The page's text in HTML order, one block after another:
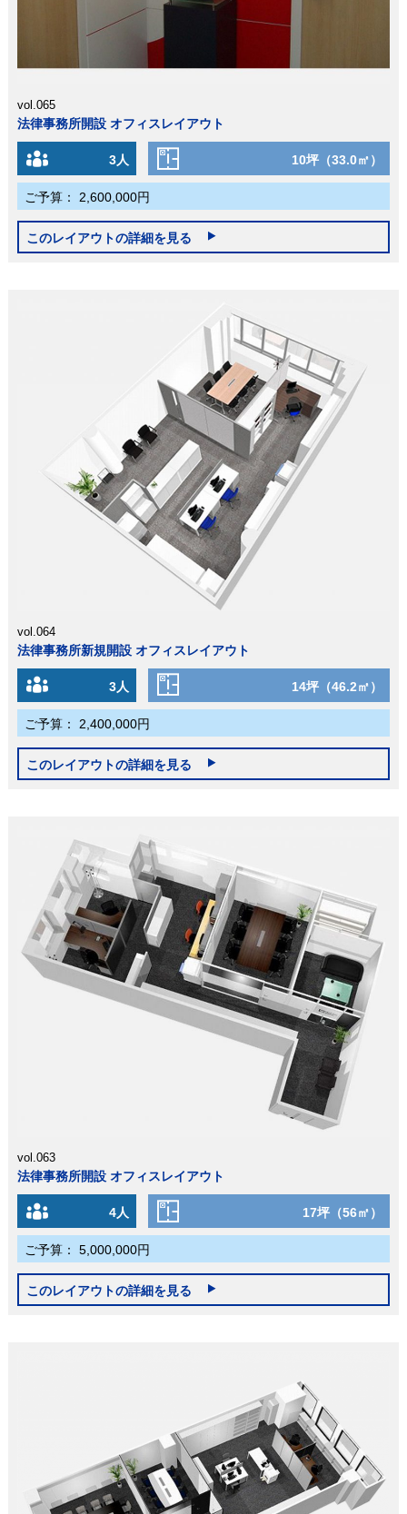
vol.065
法律事務所開設 オフィスレイアウト
3人 10坪（33.0㎡）
ご予算： 2,600,000円
このレイアウトの詳細を見る
vol.064
法律事務所新規開設 オフィスレイアウト
3人 14坪（46.2㎡）
ご予算： 2,400,000円
このレイアウトの詳細を見る
vol.063
法律事務所開設 オフィスレイアウト
4人 17坪（56㎡）
ご予算： 5,000,000円
このレイアウトの詳細を見る